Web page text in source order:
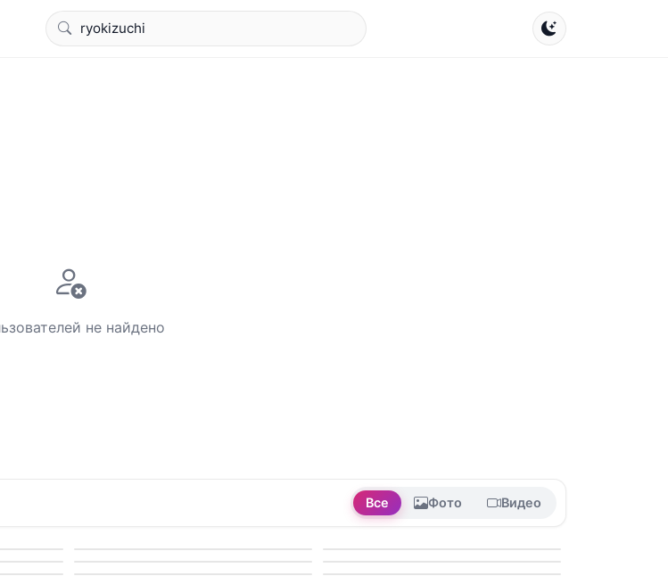
не найдено
Все Фото Видео